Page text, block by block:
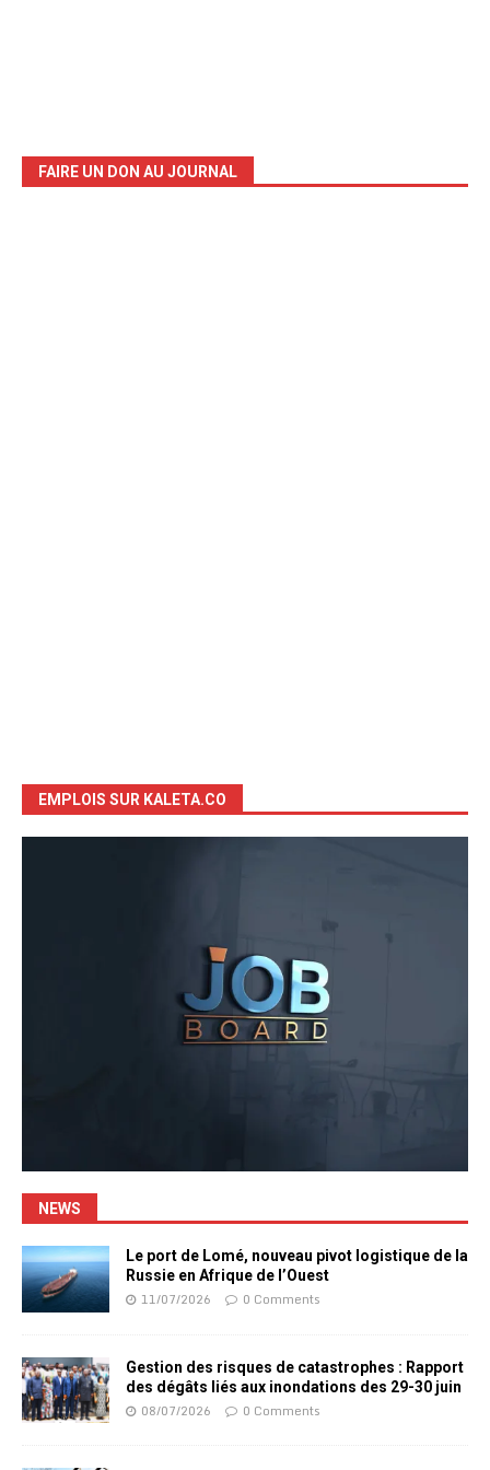
FAIRE UN DON AU JOURNAL
EMPLOIS SUR KALETA.CO
NEWS
Le port de Lomé, nouveau pivot logistique de la
Russie en Afrique de l’Ouest
11/07/2026 0 Comments
Gestion des risques de catastrophes : Rapport
des dégâts liés aux inondations des 29-30 juin
08/07/2026 0 Comments